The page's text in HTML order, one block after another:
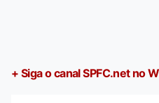
+ Siga o canal SPFC.net no